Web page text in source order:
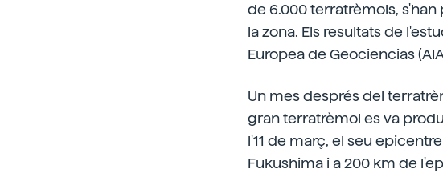
de 6.000 terratrèmols,
la zona. Els resultats de
Europea de Geociencias
Un mes després del
gran terratrèmol es va
l'11 de març, el seu
Fukushima i a 200 km de